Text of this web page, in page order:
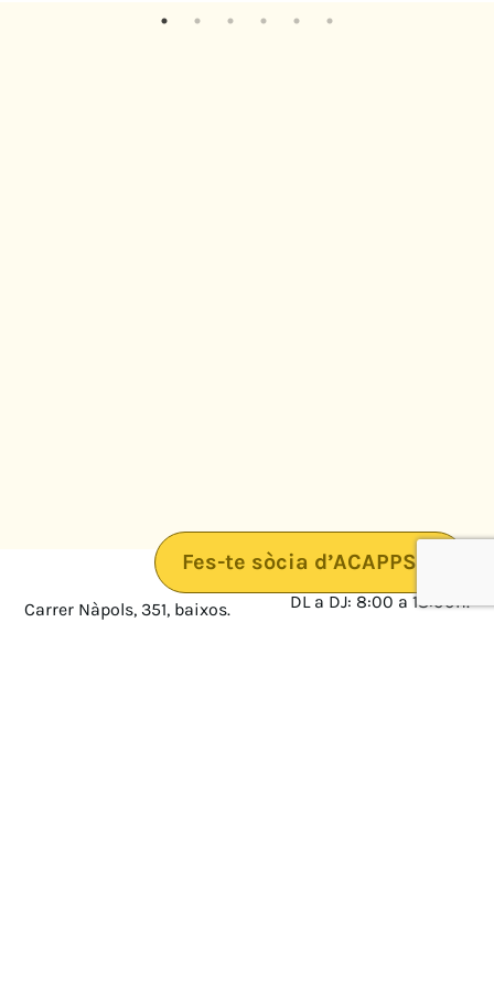
Fes-te sòcia d’ACAPPS
Carrer Nàpols, 351, baixos.
08025 · Barcelona
DL a DJ: 8:00 a 18:00h.